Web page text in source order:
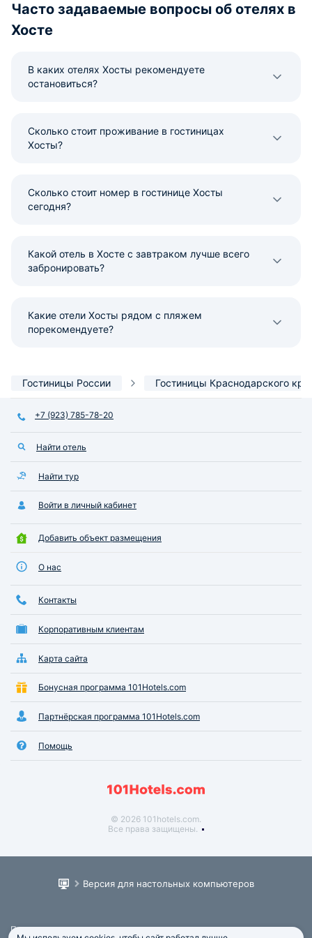
Спасибо его создателям !
Часто задаваемые вопросы об отелях в
Хосте
В каких отелях Хосты рекомендуете
остановиться?
Сколько стоит проживание в гостиницах
Хосты?
Сколько стоит номер в гостинице Хосты
сегодня?
Какой отель в Хосте с завтраком лучше всего
забронировать?
Какие отели Хосты рядом с пляжем
порекомендуете?
Гостиницы России Гостиницы Краснодарского
+7 (923) 785-78-20
Найти отель
Найти тур
Войти в личный кабинет
Добавить объект размещения
О нас
Контакты
Корпоративным клиентам
Карта сайта
Бонусная программа 101Hotels.com
Партнёрская программа 101Hotels.com
Помощь
© 2026 101hotels.com.
Все права защищены.
Версия для настольных компьютеров
Пользовательское соглашение